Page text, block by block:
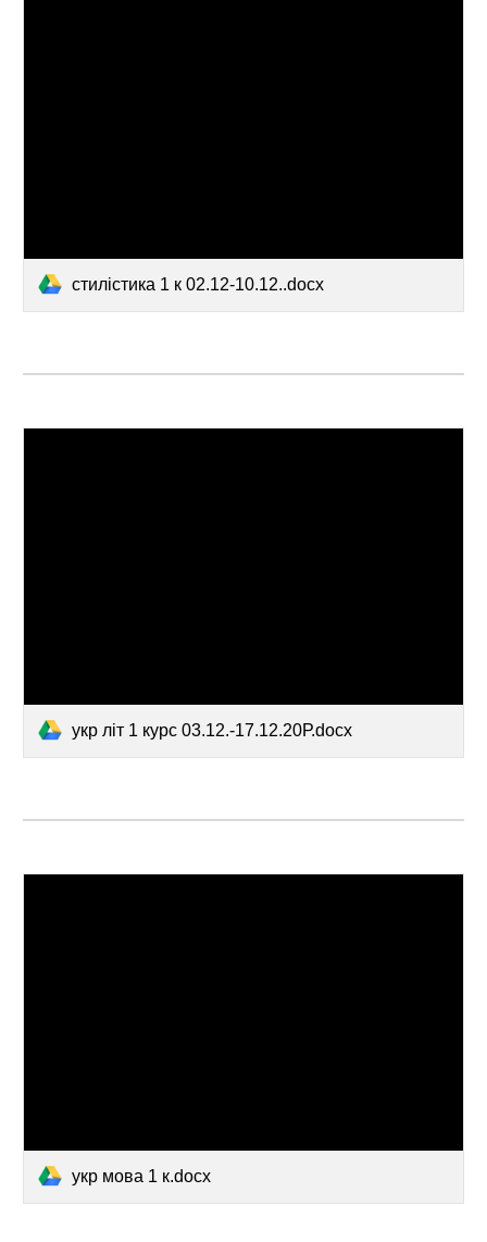
стилістика 1 к 02.12-10.12..docx
укр літ 1 курс 03.12.-17.12.20Р.docx
укр мова 1 к.docx